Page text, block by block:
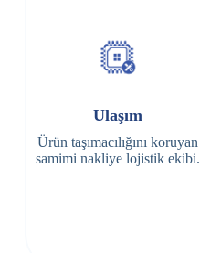
Ulaşım
Ürün taşımacılığını koruyan
samimi nakliye lojistik ekibi.